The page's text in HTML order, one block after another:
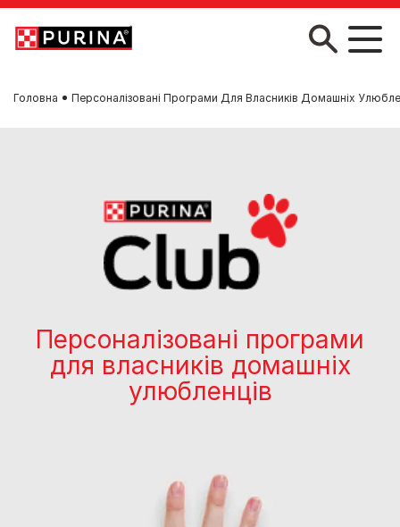
Skip to main content
Головна Персоналізовані Програми Для Власників Домашніх
Персоналізовані програми
для власників домашніх
улюбленців